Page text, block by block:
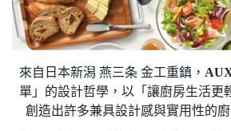
來自日本新潟 燕三条 金工重鎮，
單」的設計哲學，以「讓廚房生活更
創造出許多兼具設計感與實用性的